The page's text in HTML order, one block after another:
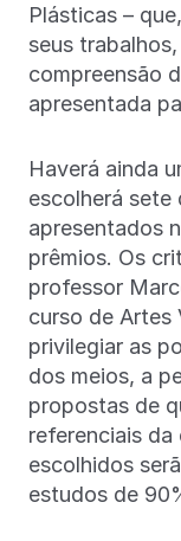
Plásticas –
seus
compreensão
apresentada
Haverá ainda
escolherá sete
apresentados
prêmios. Os
professor
curso de Artes
privilegiar as
dos meios, a
propostas de
referenciais
escolhidos
estudos de